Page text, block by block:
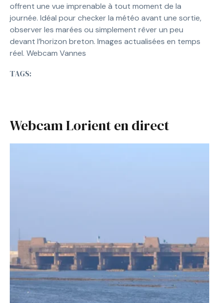
offrent une vue imprenable à tout moment de la
journée. Idéal pour checker la météo avant une sortie,
observer les marées ou simplement rêver un peu
devant l’horizon breton. Images actualisées en temps
réel. Webcam Vannes
TAGS:
Webcam Lorient en direct